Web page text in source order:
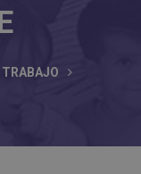
TRABAJO